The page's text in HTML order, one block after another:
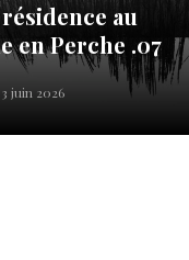
au
en Perche .07
3 juin 2026